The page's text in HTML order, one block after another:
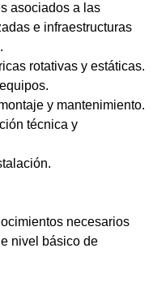
asociados a las
e infraestructuras
rotativas y estáticas.
y mantenimiento.
técnica y
necesarios
nivel básico de